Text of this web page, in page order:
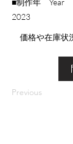
■制作年 Year
​2023
価格や在庫状
Previous